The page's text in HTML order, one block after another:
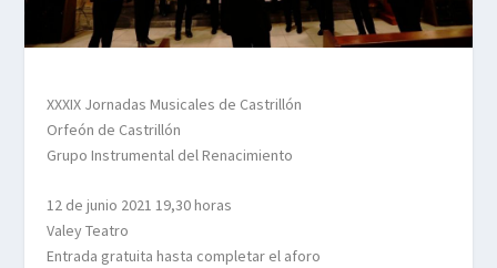
XXXIX Jornadas Musicales de Castrillón
Orfeón de Castrillón
Grupo Instrumental del Renacimiento
12 de junio 2021 19,30 horas
Valey Teatro
Entrada gratuita hasta completar el aforo